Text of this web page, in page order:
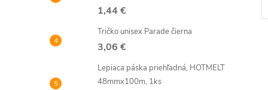
1,44 €
Tričko unisex Parade čierna
3,06 €
Lepiaca páska priehľadná, HOTMELT
48mmx100m, 1ks